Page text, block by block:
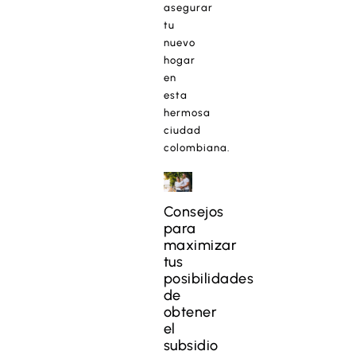
asegurar
tu
nuevo
hogar
en
esta
hermosa
ciudad
colombiana.
Consejos
para
maximizar
tus
posibilidades
de
obtener
el
subsidio